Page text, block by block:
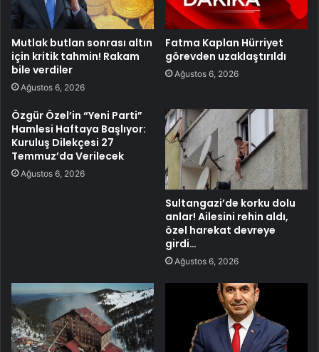
Mutlak butlan sonrası altın
için kritik tahmin! Rakam
bile verdiler
Ağustos 6, 2026
Fatma Kaplan Hürriyet
görevden uzaklaştırıldı
Ağustos 6, 2026
Özgür Özel’in “Yeni Parti”
Hamlesi Haftaya Başlıyor:
Kuruluş Dilekçesi 27
Temmuz’da Verilecek
Ağustos 6, 2026
Sultangazi’de korku dolu
anlar! Ailesini rehin aldı,
özel harekat devreye
girdi…
Ağustos 6, 2026